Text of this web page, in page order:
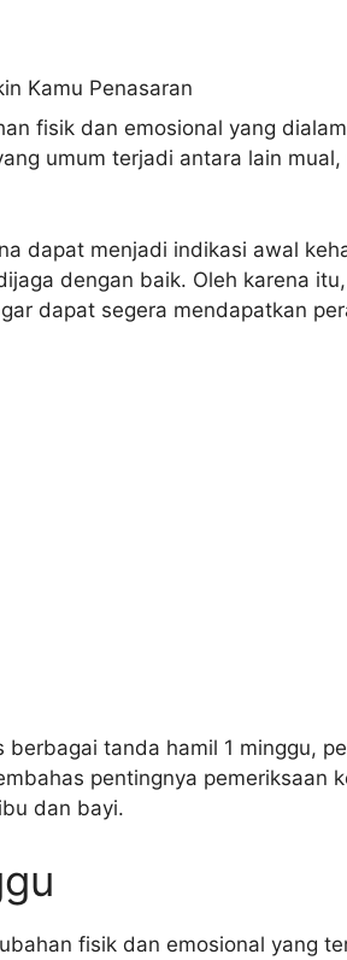
fisik dan emosional yang
umum terjadi antara lain
dapat menjadi indikasi awal
dengan baik. Oleh karena
dapat segera mendapatkan
tanda hamil 1 minggu,
pentingnya pemeriksaan
dan bayi.
fisik dan emosional yang